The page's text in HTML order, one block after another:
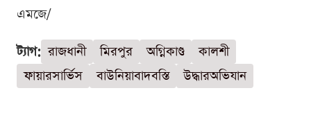
এমজে/
ট্যাগ: রাজধানী মিরপুর অগ্নিকাণ্ড
কালশী
ফায়ারসার্ভিস
বাউনিয়াবাদবস্তি উদ্ধারঅভিযান